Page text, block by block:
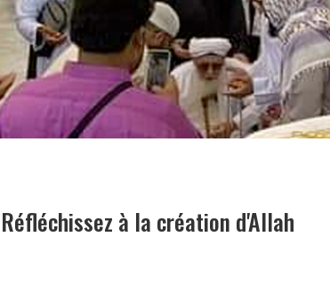
Réfléchissez à la création d'Allah